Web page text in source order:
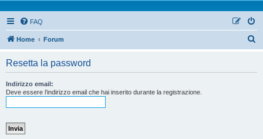
FAQ
Home Forum
Resetta la password
Indirizzo email:
Deve essere l’indirizzo email che hai inserito durante la registrazione.